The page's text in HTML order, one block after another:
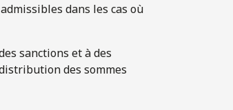
dans les cas où
sanctions et à des
des sommes